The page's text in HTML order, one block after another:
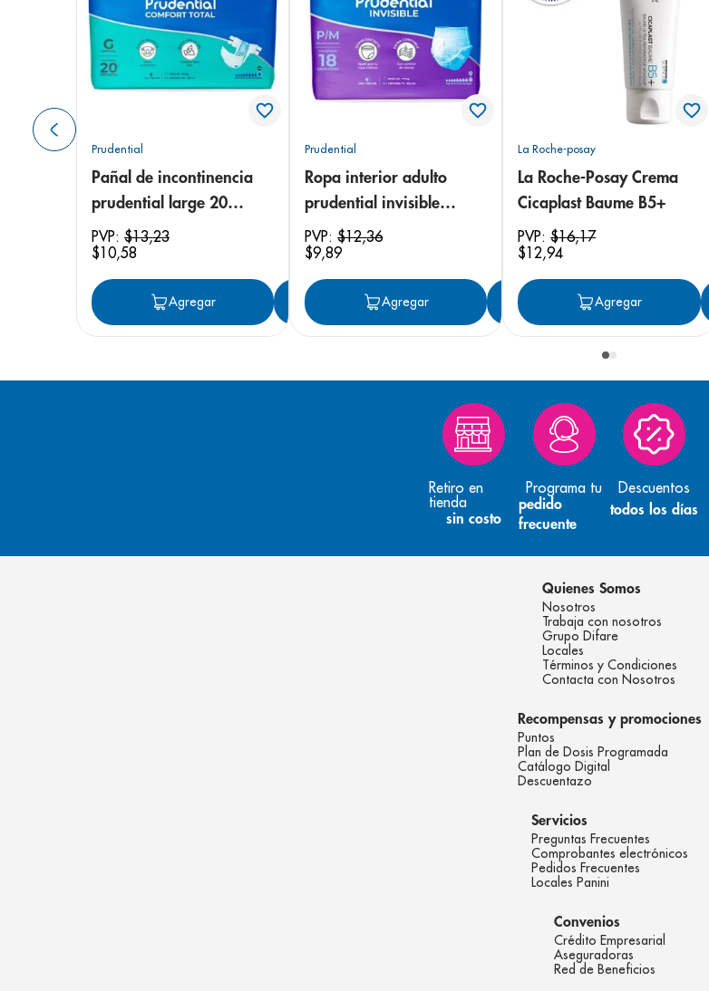
Prudential
Pañal de incontinencia
prudential large 20
unidades
PVP: $13,23
$10,58
Agregar Agregar
Prudential
Ropa interior adulto
prudential invisible
small/medium 18
unidades
PVP:$12,36
$9,89
Agregar Agregar
La Roche-posay
La Roche-Posay Crema
Cicaplast Baume B5+
PVP:$16,17
$12,94
Agregar
Retiro en
tienda
sin costo
Programa tu
pedido
frecuente
Descuentos
todos los días
Quienes Somos
Nosotros
Trabaja con nosotros
Grupo Difare
Locales
Términos y Condiciones
Contacta con Nosotros
Recompensas y promociones
Puntos
Plan de Dosis Programada
Catálogo Digital
Descuentazo
Servicios
Preguntas Frecuentes
Comprobantes electrónicos
Pedidos Frecuentes
Locales Panini
Convenios
Crédito Empresarial
Aseguradoras
Red de Beneficios